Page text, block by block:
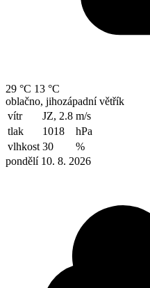
29 °C 13 °C
oblačno, jihozápadní větřík
vítr
JZ, 2.8 m/s
tlak
1018
hPa
vlhkost 30
%
pondělí 10. 8. 2026